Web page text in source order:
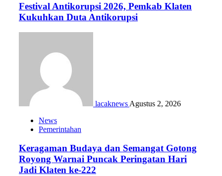
Festival Antikorupsi 2026, Pemkab Klaten
Kukuhkan Duta Antikorupsi
lacaknews Agustus 2, 2026
News
Pemerintahan
Keragaman Budaya dan Semangat Gotong
Royong Warnai Puncak Peringatan Hari
Jadi Klaten ke-222